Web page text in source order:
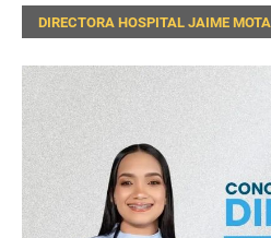
DIRECTORA HOSPITAL JAIME MOTA